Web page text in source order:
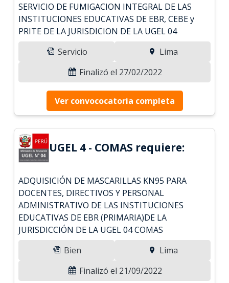
SERVICIO DE FUMIGACION INTEGRAL DE LAS
INSTITUCIONES EDUCATIVAS DE EBR, CEBE y
PRITE DE LA JURISDICION DE LA UGEL 04
Servicio
Lima
Finalizó el 27/02/2022
Ver convococatoria completa
UGEL 4 - COMAS requiere:
ADQUISICIÓN DE MASCARILLAS KN95 PARA
DOCENTES, DIRECTIVOS Y PERSONAL
ADMINISTRATIVO DE LAS INSTITUCIONES
EDUCATIVAS DE EBR (PRIMARIA)DE LA
JURISDICCIÓN DE LA UGEL 04 COMAS
Bien
Lima
Finalizó el 21/09/2022